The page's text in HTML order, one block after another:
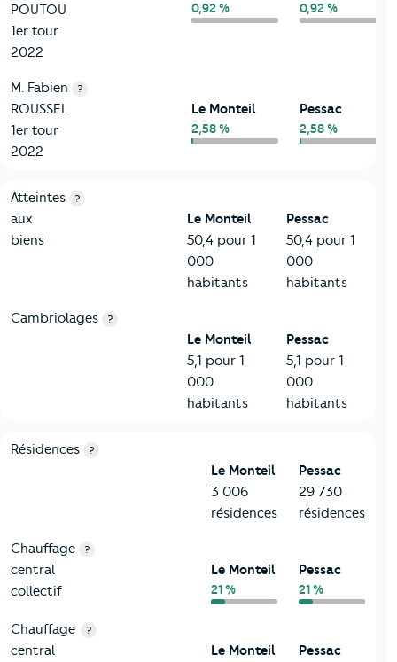
POUTOU
1er tour
2022
0,92 % 0,92 %
M. Fabien
ROUSSEL
1er tour
2022
?
Le Monteil
2,58 %
Pessac
2,58 %
7-Sécurité
Critères
Atteintes
aux
biens
?
Le Monteil
50,4 pour 1
000
habitants
Pessac
50,4 pour 1
000
habitants
Cambriolages ?
Le Monteil
5,1 pour 1
000
habitants
Pessac
5,1 pour 1
000
habitants
8-Chauffage
Critères Le Monteil
Résidences ?
Le Monteil
3 006
résidences
Pessac
29 730
résidences
Chauffage
central
collectif
?
Le Monteil
21 %
Pessac
21 %
Chauffage
central
?
Le Monteil Pessac